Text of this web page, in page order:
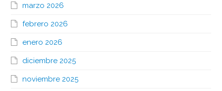
marzo 2026
febrero 2026
enero 2026
diciembre 2025
noviembre 2025